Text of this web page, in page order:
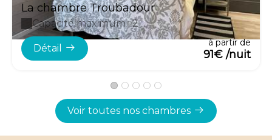
La chambre Troubadour
Capacité maximum : 2
Détail
à partir de
91€ /nuit
Voir toutes nos chambres